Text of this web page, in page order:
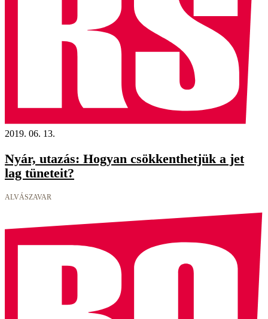
2019. 06. 13.
Nyár, utazás: Hogyan csökkenthetjük a jet
lag tüneteit?
ALVÁSZAVAR